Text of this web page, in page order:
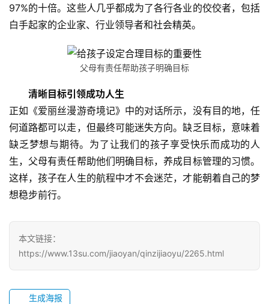
新
闻
研
中
心
成
长
中
全
国
青
少
97%的十倍。这些人几乎都成为了各行各业的佼佼者，包括
白手起家的企业家、行业领导者和社会精英。
父母有责任帮助孩子明确目标
清晰目标引领成功人生
正如《爱丽丝漫游奇境记》中的对话所示，没有目的地，任
何道路都可以走，但最终可能迷失方向。缺乏目标，意味着
缺乏梦想与期待。为了让我们的孩子享受快乐而成功的人
生，父母有责任帮助他们明确目标，养成目标管理的习惯。
这样，孩子在人生的航程中才不会迷茫，才能朝着自己的梦
想稳步前行。
本文链接：
https://www.13su.com/jiaoyan/qinzijiaoyu/2265.html
生成海报